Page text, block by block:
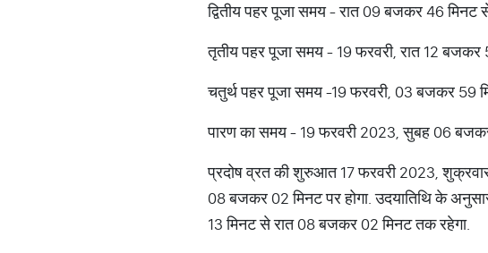
द्वितीय पहर पूजा समय - रात 09 बजकर 46
तृतीय पहर पूजा समय - 19 फरवरी, रात 12
चतुर्थ पहर पूजा समय -19 फरवरी, 03 बजकर
पारण का समय - 19 फरवरी 2023, सुबह 06
प्रदोष व्रत की शुरुआत 17 फरवरी 2023,
08 बजकर 02 मिनट पर होगा. उदयातिथि के
13 मिनट से रात 08 बजकर 02 मिनट तक रहेगा.